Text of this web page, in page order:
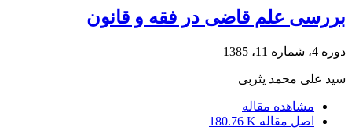
بررسی علم قاضی در فقه و قانون
دوره 4، شماره 11، 1385
سید علی محمد یثربی
مشاهده مقاله
اصل مقاله 180.76 K